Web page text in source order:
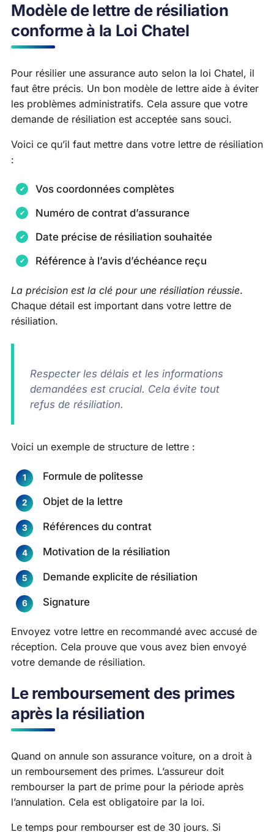
Modèle de lettre de résiliation
conforme à la Loi Chatel
Pour résilier une assurance auto selon la loi Chatel, il
faut être précis. Un bon modèle de lettre aide à éviter
les problèmes administratifs. Cela assure que votre
demande de résiliation est acceptée sans souci.
Voici ce qu’il faut mettre dans votre lettre de résiliation
:
Vos coordonnées complètes
Numéro de contrat d’assurance
Date précise de résiliation souhaitée
Référence à l’avis d’échéance reçu
La précision est la clé pour une résiliation réussie.
Chaque détail est important dans votre lettre de
résiliation.
Respecter les délais et les informations
demandées est crucial. Cela évite tout
refus de résiliation.
Voici un exemple de structure de lettre :
Formule de politesse
Objet de la lettre
Références du contrat
Motivation de la résiliation
Demande explicite de résiliation
Signature
Envoyez votre lettre en recommandé avec accusé de
réception. Cela prouve que vous avez bien envoyé
votre demande de résiliation.
Le remboursement des primes
après la résiliation
Quand on annule son assurance voiture, on a droit à
un remboursement des primes. L’assureur doit
rembourser la part de prime pour la période après
l’annulation. Cela est obligatoire par la loi.
Le temps pour rembourser est de 30 jours. Si